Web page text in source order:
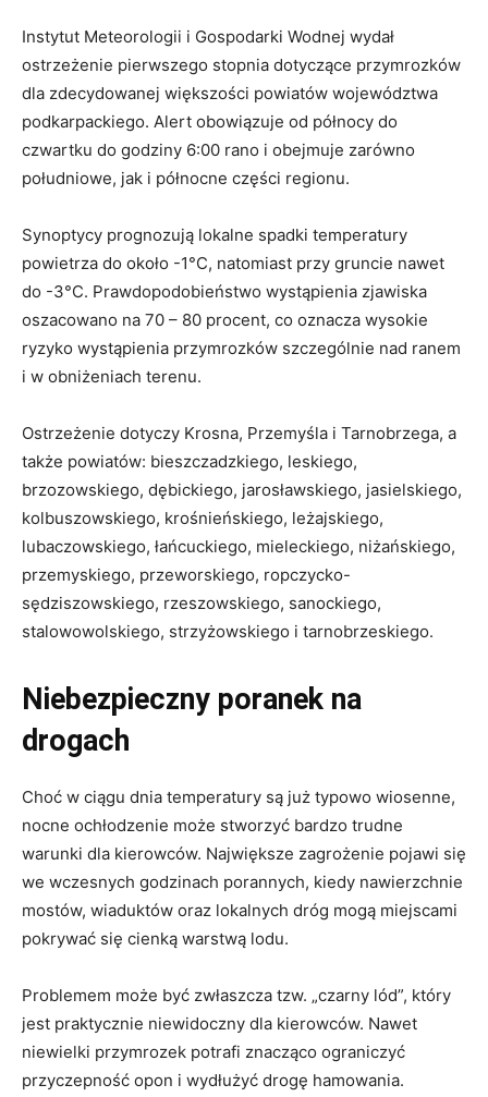
Instytut Meteorologii i Gospodarki Wodnej wydał
ostrzeżenie pierwszego stopnia dotyczące przymrozków
dla zdecydowanej większości powiatów województwa
podkarpackiego. Alert obowiązuje od północy do
czwartku do godziny 6:00 rano i obejmuje zarówno
południowe, jak i północne części regionu.
Synoptycy prognozują lokalne spadki temperatury
powietrza do około -1°C, natomiast przy gruncie nawet
do -3°C. Prawdopodobieństwo wystąpienia zjawiska
oszacowano na 70 – 80 procent, co oznacza wysokie
ryzyko wystąpienia przymrozków szczególnie nad ranem
i w obniżeniach terenu.
Ostrzeżenie dotyczy Krosna, Przemyśla i Tarnobrzega, a
także powiatów: bieszczadzkiego, leskiego,
brzozowskiego, dębickiego, jarosławskiego, jasielskiego,
kolbuszowskiego, krośnieńskiego, leżajskiego,
lubaczowskiego, łańcuckiego, mieleckiego, niżańskiego,
przemyskiego, przeworskiego, ropczycko-
sędziszowskiego, rzeszowskiego, sanockiego,
stalowowolskiego, strzyżowskiego i tarnobrzeskiego.
Niebezpieczny poranek na
drogach
Choć w ciągu dnia temperatury są już typowo wiosenne,
nocne ochłodzenie może stworzyć bardzo trudne
warunki dla kierowców. Największe zagrożenie pojawi się
we wczesnych godzinach porannych, kiedy nawierzchnie
mostów, wiaduktów oraz lokalnych dróg mogą miejscami
pokrywać się cienką warstwą lodu.
Problemem może być zwłaszcza tzw. „czarny lód”, który
jest praktycznie niewidoczny dla kierowców. Nawet
niewielki przymrozek potrafi znacząco ograniczyć
przyczepność opon i wydłużyć drogę hamowania.